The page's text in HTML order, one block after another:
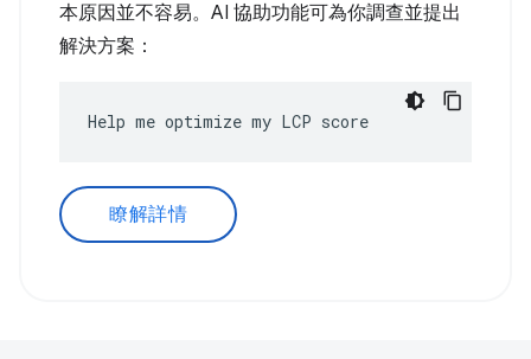
本原因並不容易。AI 協助功能可為你調查並提出
解決方案：
Help me optimize my LCP score
瞭解詳情